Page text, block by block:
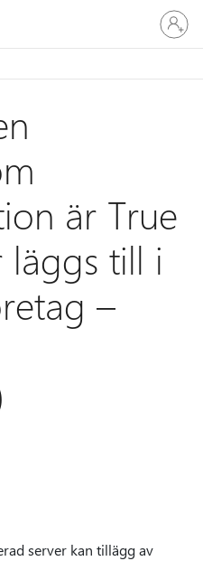
Logga
in
på
konto
är True
till i
–
server kan tillägg av